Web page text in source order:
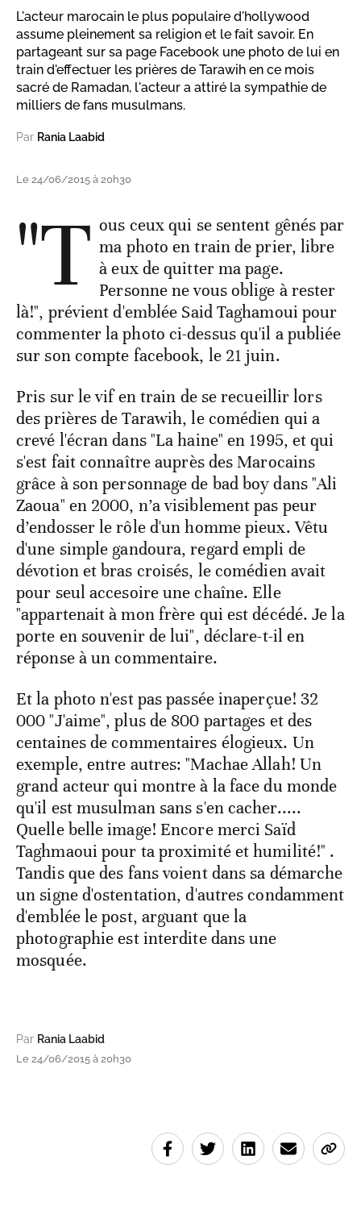
L'acteur marocain le plus populaire d'hollywood
assume pleinement sa religion et le fait savoir. En
partageant sur sa page Facebook une photo de lui en
train d'effectuer les prières de Tarawih en ce mois
sacré de Ramadan, l'acteur a attiré la sympathie de
milliers de fans musulmans.
Par Rania Laabid
Le 24/06/2015 à 20h30
"T ous ceux qui se sentent gênés par
ma photo en train de prier, libre
à eux de quitter ma page.
Personne ne vous oblige à rester
là!", prévient d'emblée Said Taghamoui pour
commenter la photo ci-dessus qu'il a publiée
sur son compte facebook, le 21 juin.
Pris sur le vif en train de se recueillir lors
des prières de Tarawih, le comédien qui a
crevé l'écran dans "La haine" en 1995, et qui
s'est fait connaître auprès des Marocains
grâce à son personnage de bad boy dans "Ali
Zaoua" en 2000, n’a visiblement pas peur
d’endosser le rôle d'un homme pieux. Vêtu
d'une simple gandoura, regard empli de
dévotion et bras croisés, le comédien avait
pour seul accesoire une chaîne. Elle
"appartenait à mon frère qui est décédé. Je la
porte en souvenir de lui", déclare-t-il en
réponse à un commentaire.
Et la photo n'est pas passée inaperçue! 32
000 "J'aime", plus de 800 partages et des
centaines de commentaires élogieux. Un
exemple, entre autres: "Machae Allah! Un
grand acteur qui montre à la face du monde
qu'il est musulman sans s'en cacher.....
Quelle belle image! Encore merci Saïd
Taghmaoui pour ta proximité et humilité!" .
Tandis que des fans voient dans sa démarche
un signe d'ostentation, d'autres condamment
d'emblée le post, arguant que la
photographie est interdite dans une
mosquée.
Par Rania Laabid
Le 24/06/2015 à 20h30